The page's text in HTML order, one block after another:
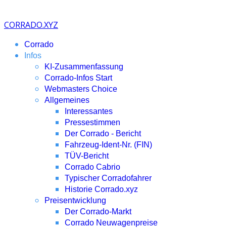
CORRADO.XYZ
Corrado
Infos
KI-Zusammenfassung
Corrado-Infos Start
Webmasters Choice
Allgemeines
Interessantes
Pressestimmen
Der Corrado - Bericht
Fahrzeug-Ident-Nr. (FIN)
TÜV-Bericht
Corrado Cabrio
Typischer Corradofahrer
Historie Corrado.xyz
Preisentwicklung
Der Corrado-Markt
Corrado Neuwagenpreise